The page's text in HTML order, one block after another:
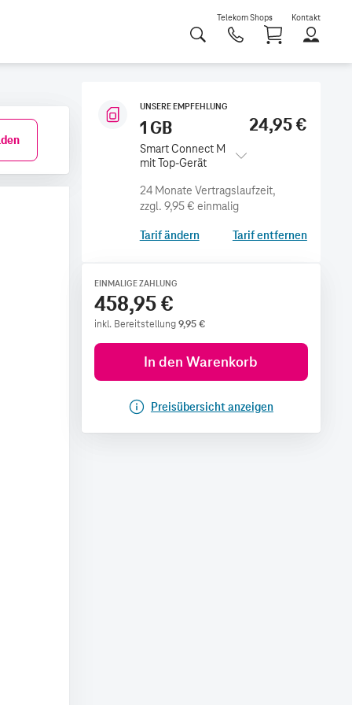
Telekom Shops Kontakt
UNSERE EMPFEHLUNG
1 GB
Smart Connect M
mit Top-Gerät
24,95 €
zzgl. 9,95 € einmalig
Tarif ändern Tarif entfernen
EINMALIGE ZAHLUNG
458,95 €
inkl. Bereitstellung9,95€
In den Warenkorb
Preisübersicht anzeigen